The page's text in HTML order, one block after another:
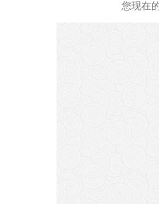
您现在